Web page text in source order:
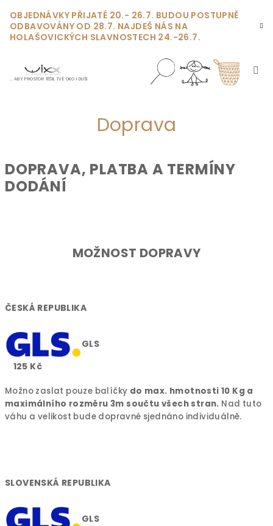
na
obsah
OBJEDNÁVKY PŘIJATÉ 20.- 26.7. BUDOU POSTUPNĚ
ODBAVOVÁNY OD 28.7. NAJDEŠ NÁS NA
HOLAŠOVICKÝCH SLAVNOSTECH 24.-26.7.
… ABY PROSTOR TĚŠIL TVÉ OKO I DUŠI
HledatPřihlášení
Doprava
DOPRAVA, PLATBA A TERMÍNY
DODÁNÍ
MOŽNOST DOPRAVY
ČESKÁ REPUBLIKA
GLS
125 Kč
Možno zaslat pouze balíčky do max. hmotnosti 10 Kg a
maximálního rozměru 3m součtu všech stran. Nad tuto
váhu a velikost bude dopravné sjednáno individuálně.
SLOVENSKÁ REPUBLIKA
GLS